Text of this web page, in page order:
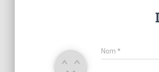
Nom *